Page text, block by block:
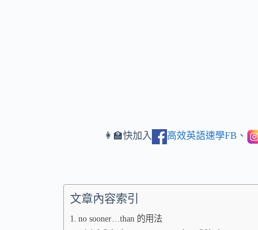
👩‍🏫快加入 高效英語速學FB 、
文章內容索引
no sooner…than 的用法